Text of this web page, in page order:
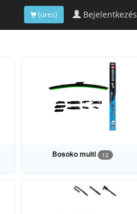
Bejelentkezés
(üres)
Bosoko multi 12